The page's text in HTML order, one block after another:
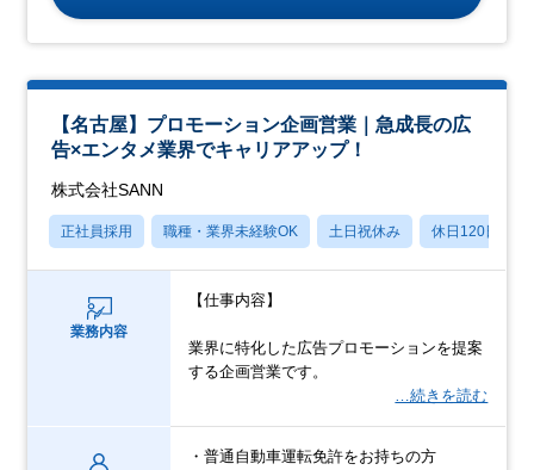
【名古屋】プロモーション企画営業｜急成長の広
告×エンタメ業界でキャリアアップ！
株式会社SANN
正社員採用 職種・業界未経験OK 土日祝休み 休日120日以上
業務内容
【仕事内容】
業界に特化した広告プロモーションを提案
する企画営業です。
…続きを読む
・普通自動車運転免許をお持ちの方